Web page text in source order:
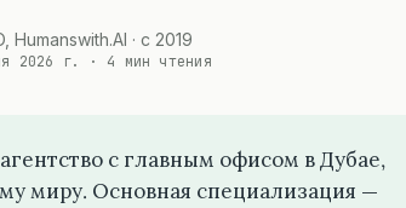
Humanswith.AI · с 2019
2026 г. · 4 мин чтения
с главным офисом в Дубае,
миру. Основная специализация —